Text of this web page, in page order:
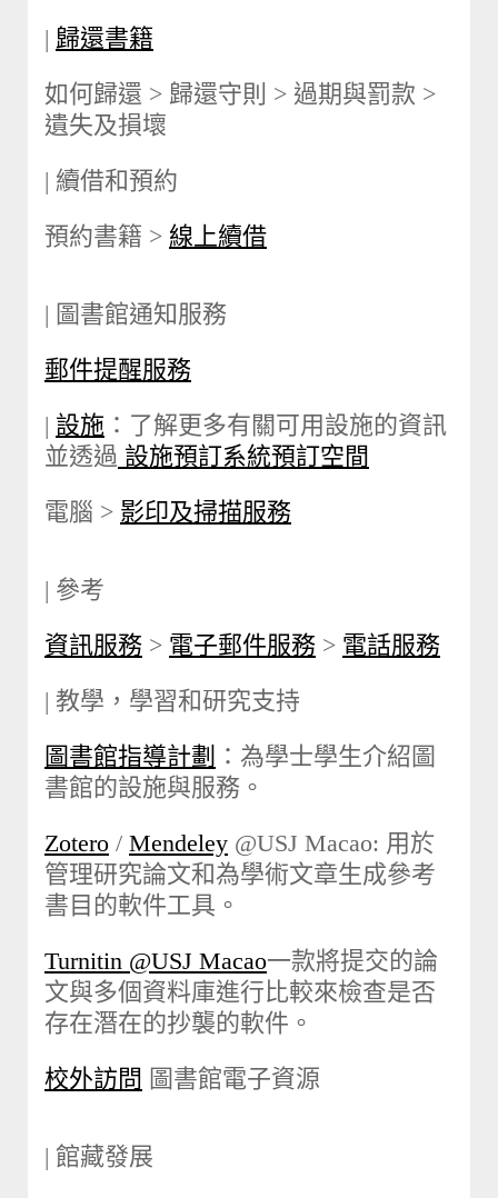
| 歸還書籍
如何歸還 > 歸還守則 > 過期與罰款 >
遺失及損壞
| 續借和預約
預約書籍 > 線上續借
| 圖書館通知服務
郵件提醒服務
| 設施 ：了解更多有關可用設施的資訊
並透過 設施預訂系統預訂空間
電腦 > 影印及掃描服務
| 參考
資訊服務 > 電子郵件服務 > 電話服務
| 教學，學習和研究支持
圖書館指導計劃 ：為學士學生介紹圖
書館的設施與服務。
Zotero / Mendeley @USJ Macao: 用於
管理研究論文和為學術文章生成參考
書目的軟件工具。
Turnitin @USJ Macao一款將提交的論
文與多個資料庫進行比較來檢查是否
存在潛在的抄襲的軟件。
校外訪問 圖書館電子資源
| 館藏發展